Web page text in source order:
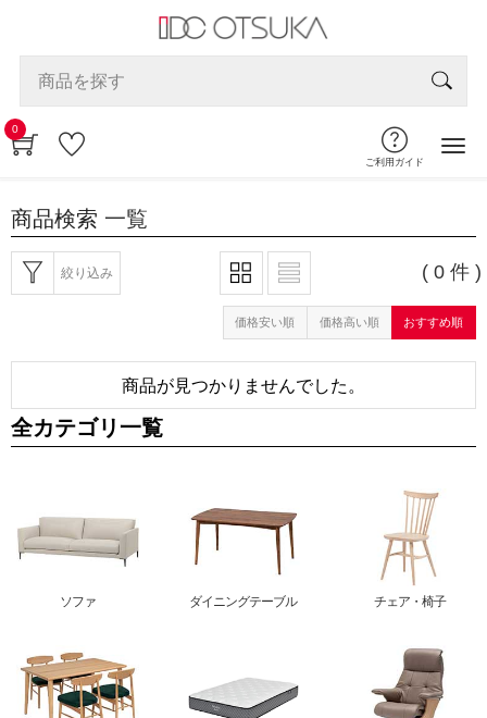
0
ご利用ガイド
商品検索 一覧
絞り込み ( 0 件 )
価格安い順 価格高い順 おすすめ順
商品が見つかりませんでした。
全カテゴリ一覧
ソファ ダイニングテーブル チェア・椅子